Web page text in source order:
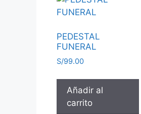
PEDESTAL
FUNERAL
S/99.00
Añadir al
carrito